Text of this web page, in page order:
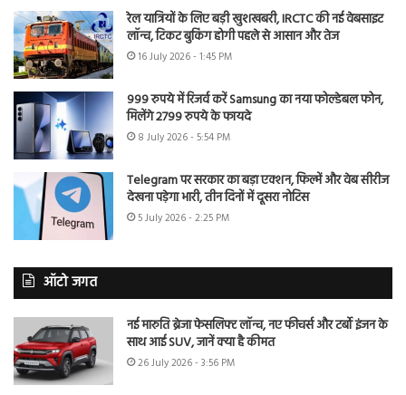
रेल यात्रियों के लिए बड़ी खुशखबरी, IRCTC की नई वेबसाइट
लॉन्च, टिकट बुकिंग होगी पहले से आसान और तेज
16 July 2026 - 1:45 PM
999 रुपये में रिजर्व करें Samsung का नया फोल्डेबल फोन,
मिलेंगे 2799 रुपये के फायदे
8 July 2026 - 5:54 PM
Telegram पर सरकार का बड़ा एक्शन, फिल्में और वेब सीरीज
देखना पड़ेगा भारी, तीन दिनों में दूसरा नोटिस
5 July 2026 - 2:25 PM
ऑटो जगत
नई मारुति ब्रेजा फेसलिफ्ट लॉन्च, नए फीचर्स और टर्बो इंजन के
साथ आई SUV, जानें क्या है कीमत
26 July 2026 - 3:56 PM